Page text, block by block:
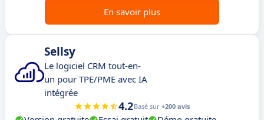
En savoir plus
Sellsy
Le logiciel CRM tout-en-
un pour TPE/PME avec IA
intégrée
4.2Basé sur +200 avis